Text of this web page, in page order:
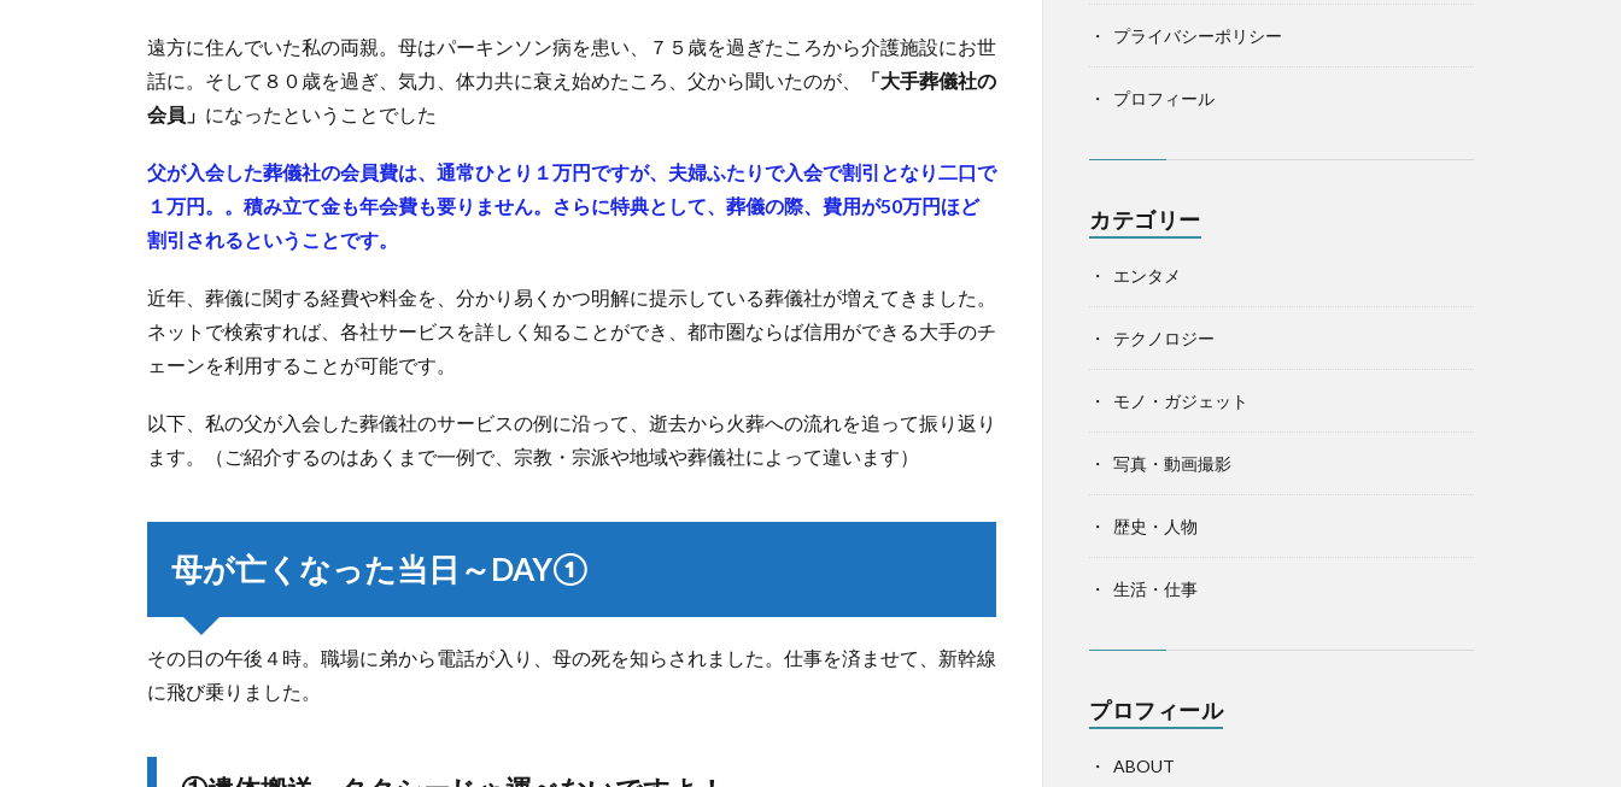
遠方に住んでいた私の両親。母はパーキンソン病を患い、７５歳を過ぎたころから介護施設にお世
話に。そして８０歳を過ぎ、気力、体力共に衰え始めたころ、父から聞いたのが、
「大手葬儀社の
会員」 になったということでした
父が入会した葬儀社の会員費は、通常ひとり１万円ですが、夫婦ふたりで入会で割引となり二口で
１万円。。積み立て金も年会費も要りません。さらに特典として、葬儀の際、費用が50万円ほど
割引されるということです。
近年、葬儀に関する経費や料金を、分かり易くかつ明解に提示している葬儀社が増えてきました。
ネットで検索すれば、各社サービスを詳しく知ることができ、都市圏ならば信用ができる大手のチ
ェーンを利用することが可能です。
以下、私の父が入会した葬儀社のサービスの例に沿って、逝去から火葬への流れを追って振り返り
ます。（ご紹介するのはあくまで一例で、宗教・宗派や地域や葬儀社によって違います）
母が亡くなった当日～DAY①
その日の午後４時。職場に弟から電話が入り、母の死を知らされました。仕事を済ませて、新幹線
に飛び乗りました。
プライバシーポリシー
プロフィール
カテゴリー
エンタメ
テクノロジー
モノ・ガジェット
写真・動画撮影
歴史・人物
生活・仕事
プロフィール
ABOUT